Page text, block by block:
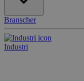
Branscher
Industri